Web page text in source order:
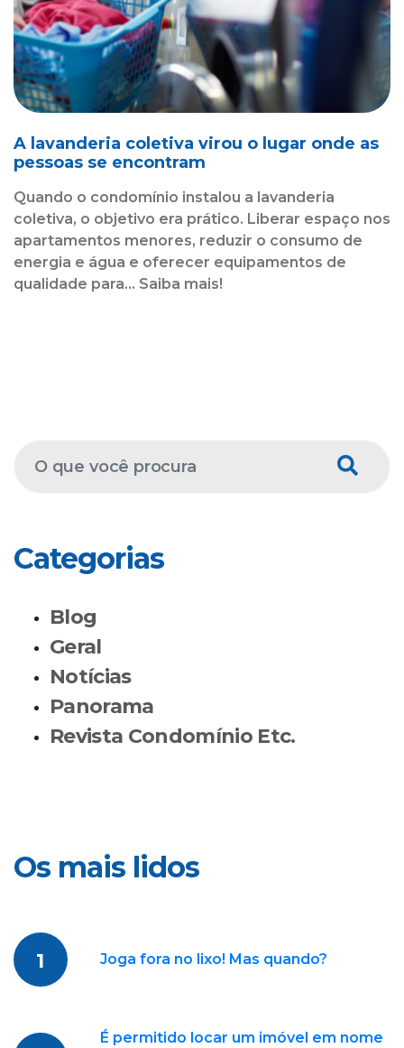
A lavanderia coletiva virou o lugar onde as
pessoas se encontram
Quando o condomínio instalou a lavanderia
coletiva, o objetivo era prático. Liberar espaço nos
apartamentos menores, reduzir o consumo de
energia e água e oferecer equipamentos de
qualidade para... Saiba mais!
Categorias
Blog
Geral
Notícias
Panorama
Revista Condomínio Etc.
Os mais lidos
1 Joga fora no lixo! Mas quando?
É permitido locar um imóvel em nome